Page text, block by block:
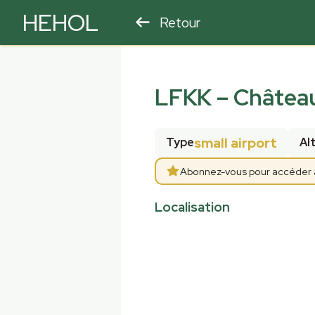
HEHOL Retour
LFKK–
Typesmall airport
Abonnez-vous pour accéder
Localisation